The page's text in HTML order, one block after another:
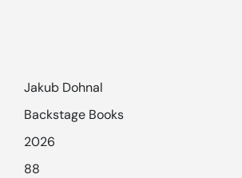
Jakub Dohnal
Backstage Books
2026
88